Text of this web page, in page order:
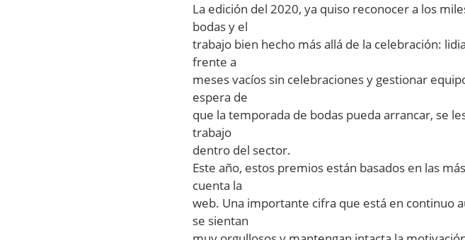
La edición del 2020, ya quiso reconocer a los
bodas y el
trabajo bien hecho más allá de la celebración:
frente a
meses vacíos sin celebraciones y gestionar
espera de
que la temporada de bodas pueda arrancar, se
trabajo
dentro del sector.
Este año, estos premios están basados en las
cuenta la
web. Una importante cifra que está en continuo
se sientan